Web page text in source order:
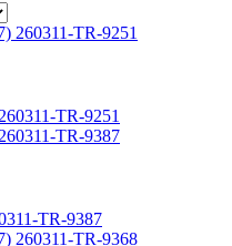
TR-9251
TR-9387